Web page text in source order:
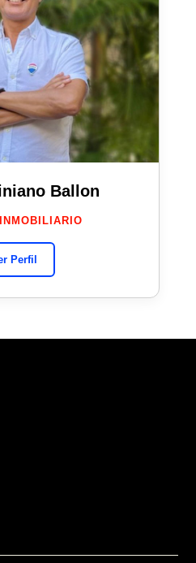
Ballon
Perfil